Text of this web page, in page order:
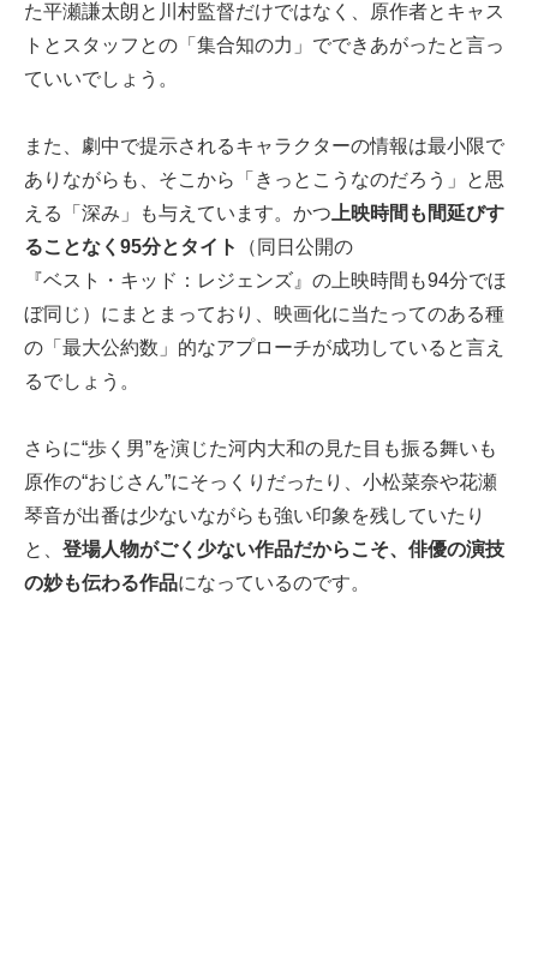
た平瀬謙太朗と川村監督だけではなく、原作者とキャス
トとスタッフとの「集合知の力」でできあがったと言っ
ていいでしょう。
また、劇中で提示されるキャラクターの情報は最小限で
ありながらも、そこから「きっとこうなのだろう」と思
える「深み」も与えています。かつ 上映時間も間延びす
ることなく95分とタイト
（同日公開の
『ベスト・キッド：レジェンズ』 の上映時間も94分でほ
ぼ同じ）にまとまっており、映画化に当たってのある種
の「最大公約数」的なアプローチが成功していると言え
るでしょう。
さらに“歩く男”を演じた河内大和の見た目も振る舞いも
原作の“おじさん”にそっくりだったり、小松菜奈や花瀬
琴音が出番は少ないながらも強い印象を残していたり
と、 登場人物がごく少ない作品だからこそ、俳優の演技
の妙も伝わる作品になっているのです。